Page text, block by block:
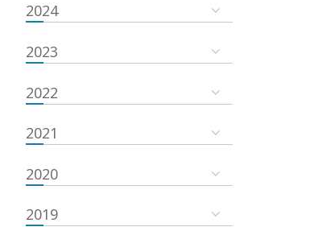
2024
2023
2022
2021
2020
2019